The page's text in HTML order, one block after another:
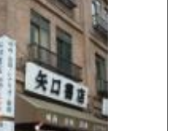
鹿児島県